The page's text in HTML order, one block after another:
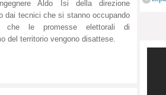
Aldo Isi della direzione
dai tecnici che si stanno occupando
che le promesse elettorali di
del territorio vengono disattese.